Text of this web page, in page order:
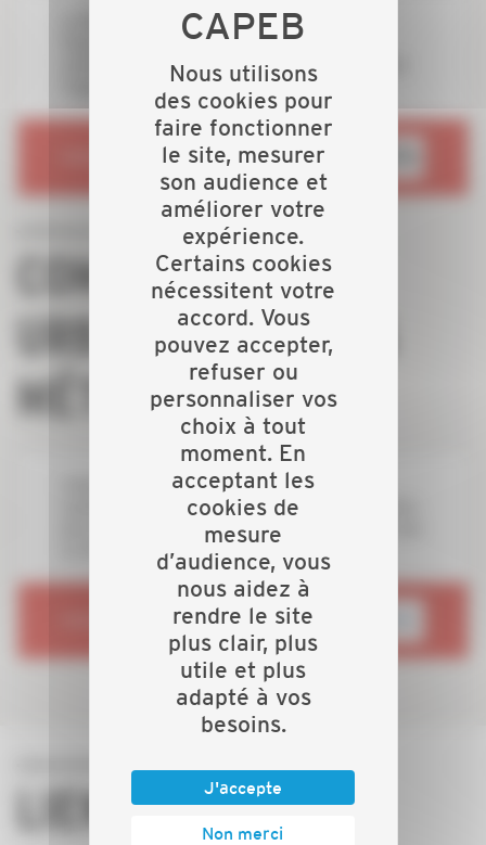
La Région Nouvelle-Aquitaine soutient
financièrement le projet de réhabilitation du
centre commercial des portes ferrées lauréat de
l'appel à projet Bâtiment du Futur.
RENDEZ-VOUS SUR
COMMUNAUTÉ
URBAINE LIMOGES
MÉTROPOLE
Limoges Métropole La communauté Urbaine
soutient financièrement le projet de réhabilitation
du centre commercial des Portes Ferrées porté par
la CAPEB et ABC Gestion 87
RENDEZ-VOUS SUR
LIENS DIRECTS
Nous utilisons
des cookies pour
faire fonctionner
le site, mesurer
son audience et
améliorer votre
expérience.
Certains cookies
nécessitent votre
accord. Vous
pouvez accepter,
refuser ou
personnaliser vos
choix à tout
moment. En
acceptant les
cookies de
mesure
d’audience, vous
nous aidez à
rendre le site
plus clair, plus
utile et plus
adapté à vos
besoins.
J'accepte
Non merci